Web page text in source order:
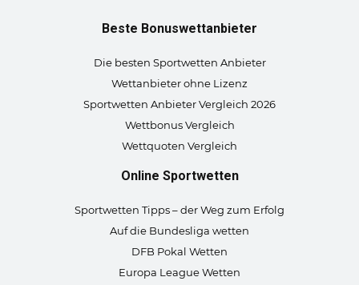
Beste Bonuswettanbieter
Die besten Sportwetten Anbieter
Wettanbieter ohne Lizenz
Sportwetten Anbieter Vergleich 2026
Wettbonus Vergleich
Wettquoten Vergleich
Online Sportwetten
Sportwetten Tipps – der Weg zum Erfolg
Auf die Bundesliga wetten
DFB Pokal Wetten
Europa League Wetten